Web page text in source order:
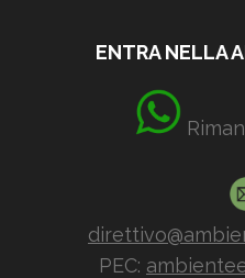
ENTRA NELLA
PEC: